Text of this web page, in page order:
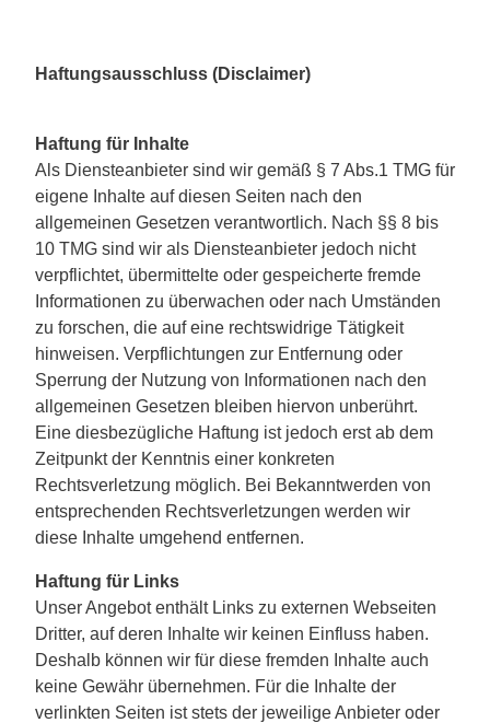
Haftungsausschluss (Disclaimer)
Haftung für Inhalte
Als Diensteanbieter sind wir gemäß § 7 Abs.1 TMG für
eigene Inhalte auf diesen Seiten nach den
allgemeinen Gesetzen verantwortlich. Nach §§ 8 bis
10 TMG sind wir als Diensteanbieter jedoch nicht
verpflichtet, übermittelte oder gespeicherte fremde
Informationen zu überwachen oder nach Umständen
zu forschen, die auf eine rechtswidrige Tätigkeit
hinweisen. Verpflichtungen zur Entfernung oder
Sperrung der Nutzung von Informationen nach den
allgemeinen Gesetzen bleiben hiervon unberührt.
Eine diesbezügliche Haftung ist jedoch erst ab dem
Zeitpunkt der Kenntnis einer konkreten
Rechtsverletzung möglich. Bei Bekanntwerden von
entsprechenden Rechtsverletzungen werden wir
diese Inhalte umgehend entfernen.
Haftung für Links
Unser Angebot enthält Links zu externen Webseiten
Dritter, auf deren Inhalte wir keinen Einfluss haben.
Deshalb können wir für diese fremden Inhalte auch
keine Gewähr übernehmen. Für die Inhalte der
verlinkten Seiten ist stets der jeweilige Anbieter oder